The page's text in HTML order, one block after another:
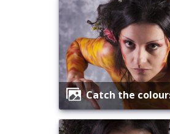
Catch the